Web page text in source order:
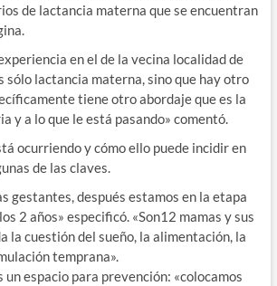
de lactancia materna que se encuentran
en el de la vecina localidad de
sólo lactancia materna, sino que hay otro
tiene otro abordaje que es la
y a lo que le está pasando» comentó.
ocurriendo y cómo ello puede incidir en
de las claves.
gestantes, después estamos en la etapa
2 años» especificó. «Son12 mamas y sus
la cuestión del sueño, la alimentación, la
temprana».
un espacio para prevención: «colocamos